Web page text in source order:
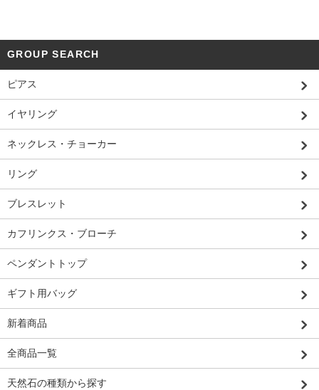
GROUP SEARCH
ピアス
イヤリング
ネックレス・チョーカー
リング
ブレスレット
カフリンクス・ブローチ
ペンダントトップ
ギフト用バッグ
新着商品
全商品一覧
天然石の種類から探す